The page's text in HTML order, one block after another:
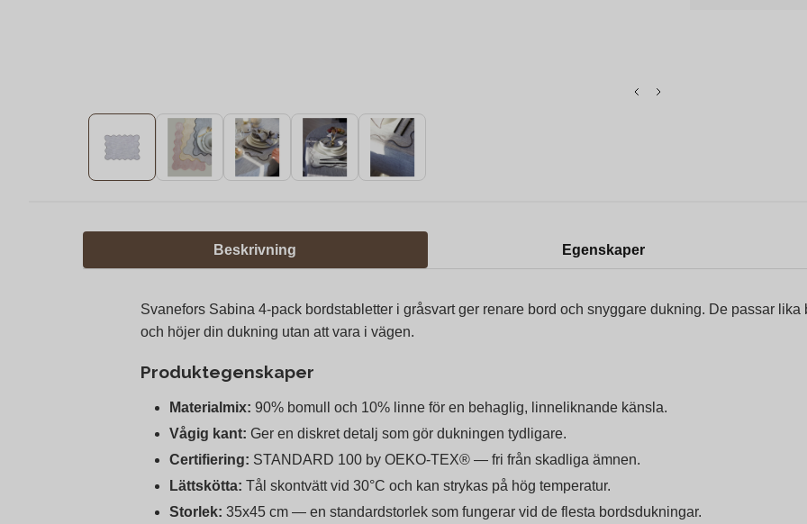
Beskrivning Egenskaper
Svanefors Sabina 4-pack bordstabletter i gråsvart ger renare bord och snyggare dukning. De passar
och höjer din dukning utan att vara i vägen.
Produktegenskaper
Materialmix: 90% bomull och 10% linne för en behaglig, linneliknande känsla.
Vågig kant: Ger en diskret detalj som gör dukningen tydligare.
Certifiering: STANDARD 100 by OEKO-TEX® — fri från skadliga ämnen.
Lättskötta: Tål skontvätt vid 30°C och kan strykas på hög temperatur.
Storlek: 35x45 cm — en standardstorlek som fungerar vid de flesta bordsdukningar.